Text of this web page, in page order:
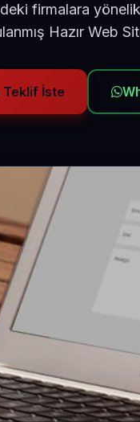
firmalara
Hazır Web
Teklif İste